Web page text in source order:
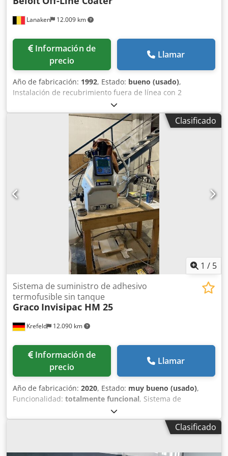
0,92 m³/min - Volumen del depósito: 500 litros
Longitud: 26000 mm; 3000 mm - Ancho: 3000 mm; 2300
mm - Altura: 2500 mm; 1300 mm - Peso: 6000 kg; 3500 kg
Lanaken 12.009 km
Información de
precio
Llamar
Año de fabricación: 1992, Estado: bueno (usado),
Instalación de recubrimiento fuera de línea con 2
estaciones de recubrimiento y secado. Perfilado, medición
de humedad mediante infrarrojos eléctricos o por impacto
(Voith). Características: * Capacidad: máx. ~ 184 000 t/año
Dksdpezdn H Dsfx Adior * Ancho: 4800 mm * Velocidad:
máx. 1400 m/min * Diámetro del rollo jumbo: máx. 2600
mm * Gramaje del recubrimiento: 6 – 14 g/m² (por cara) *
Sistema QCS: Lippke | Honeywell * Sistema DCS: Siemens
Clasificado
1 / 5
Krefeld 12.090 km
Sistema de suministro de adhesivo
termofusible sin tanque
Graco Invisipac HM 25
Información de
precio
Llamar
Año de fabricación: 2020, Estado: muy bueno (usado),
Funcionalidad: totalmente funcional, Sistema de
suministro de adhesivo termofusible sin tanque Graco
Invisipac HM 25 Año 2020 Para suministrar y dispensar
pellets de adhesivo termofusible. Sólo para uso
MPa, 83 bar) Dksdewigbmopfx Adior Temperatura máxima
Clasificado